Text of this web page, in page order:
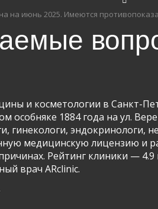
на июнь 2025. Имеются
и косметологии в Санкт-
особняке 1884 года на ул.
гинекологи, эндокринологи,
медицинскую лицензию и
Рейтинг клиники —
врач ARclinic.